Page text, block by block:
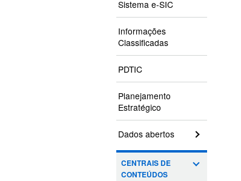
Sistema e-SIC
Informações
Classificadas
PDTIC
Planejamento
Estratégico
Dados abertos
CENTRAIS DE
CONTEÚDOS